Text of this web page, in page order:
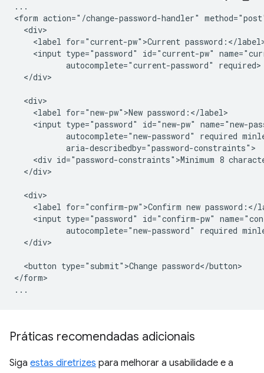
...
<form action="/change-password-handler"
  <div>
<label for="current-pw">Current password:</
<input type="password" id="current-pw"
           autocomplete="current-password" required>
  </div>
  <div>
    <label for="new-pw">New password:</label>
<input type="password" id="new-pw" name="new-
autocomplete="new-password" required
           aria-describedby="password-constraints">
<div id="password-constraints">Minimum 8
  </div>
  <div>
<label for="confirm-pw">Confirm new password:</
<input type="password" id="confirm-pw"
autocomplete="new-password" required
  </div>
  <button type="submit">Change password</button>
</form>
Práticas recomendadas adicionais
Siga estas diretrizes para melhorar a usabilidade e a